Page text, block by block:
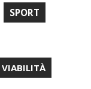
SPORT
VIABILITÀ